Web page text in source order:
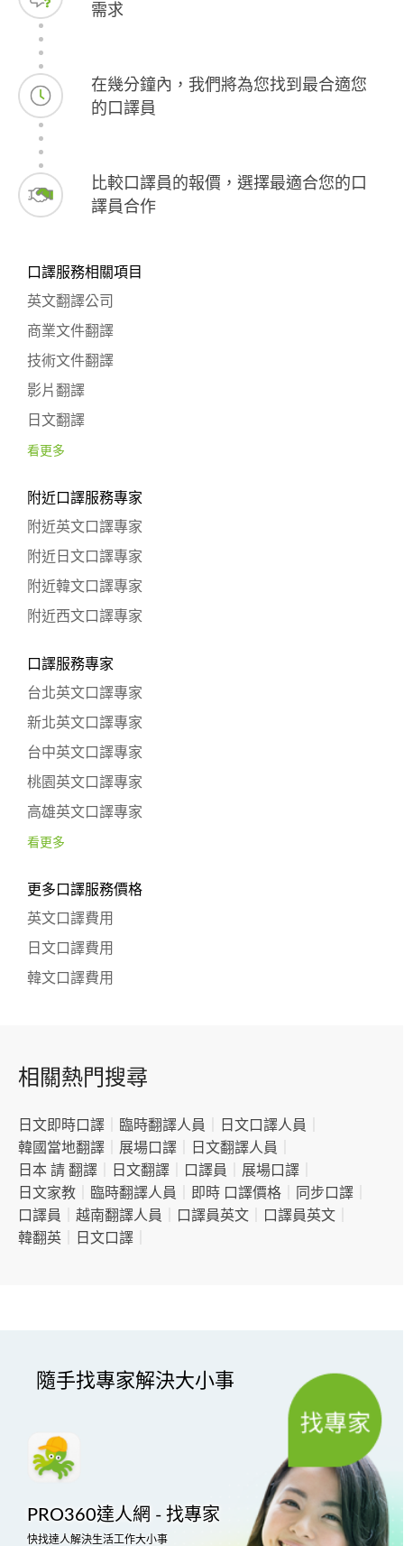
需求
在幾分鐘內，我們將為您找到最合適您
的口譯員
比較口譯員的報價，選擇最適合您的口
譯員合作
口譯服務相關項目
英文翻譯公司
商業文件翻譯
技術文件翻譯
影片翻譯
日文翻譯
看更多
附近口譯服務專家
附近英文口譯專家
附近日文口譯專家
附近韓文口譯專家
附近西文口譯專家
口譯服務專家
台北英文口譯專家
新北英文口譯專家
台中英文口譯專家
桃園英文口譯專家
高雄英文口譯專家
看更多
更多口譯服務價格
英文口譯費用
日文口譯費用
韓文口譯費用
相關熱門搜尋
日文即時口譯 臨時翻譯人員 日文口譯人員
韓國當地翻譯
展場口譯 日文翻譯人員
日本 請 翻譯
日文翻譯 口譯員 展場口譯
日文家教
臨時翻譯人員 即時 口譯價格 同步口譯
口譯員
越南翻譯人員 口譯員英文 口譯員英文
韓翻英
日文口譯
隨手找專家解決大小事
PRO360達人網 - 找專家
快找達人解決生活工作大小事